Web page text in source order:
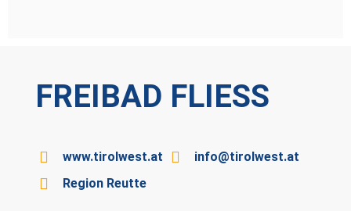
FREIBAD FLIESS
www.tirolwest.at
info@tirolwest.at
Region Reutte